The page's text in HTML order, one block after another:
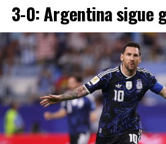
3-0: Argentina sigue